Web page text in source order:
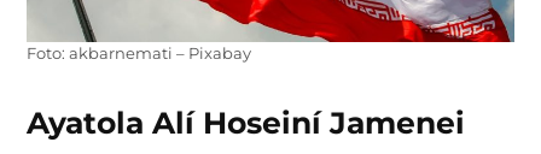
Foto: akbarnemati – Pixabay
Ayatola Alí Hoseiní Jamenei